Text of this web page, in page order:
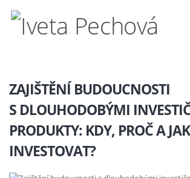
ZAJIŠTĚNÍ BUDOUCNOSTI
S DLOUHODOBÝMI
PRODUKTY: KDY, PROČ A JAK
INVESTOVAT?